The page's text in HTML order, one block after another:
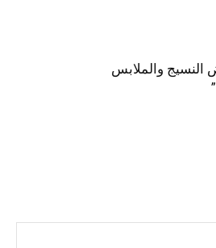
النسيج والملابس